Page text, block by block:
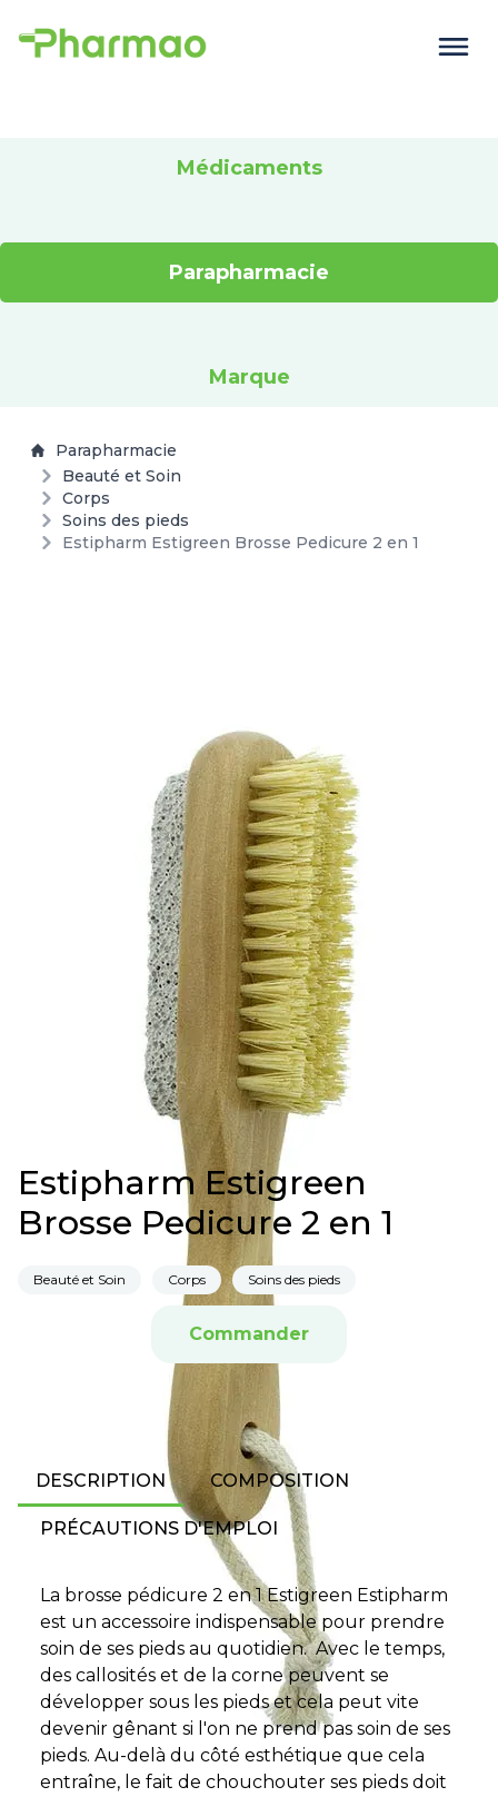
Médicaments
Parapharmacie
Marque
Parapharmacie
Beauté et Soin
Corps
Soins des pieds
Estipharm Estigreen Brosse Pedicure 2 en 1
Estipharm Estigreen
Brosse Pedicure 2 en 1
Beauté et Soin Corps Soins des pieds
Commander
DESCRIPTION COMPOSITION
PRÉCAUTIONS D'EMPLOI
La brosse pédicure 2 en 1 Estigreen Estipharm
est un accessoire indispensable pour prendre
soin de ses pieds au quotidien. Avec le temps,
des callosités et de la corne peuvent se
développer sous les pieds et cela peut vite
devenir gênant si l'on ne prend pas soin de ses
pieds. Au-delà du côté esthétique que cela
entraîne, le fait de chouchouter ses pieds doit